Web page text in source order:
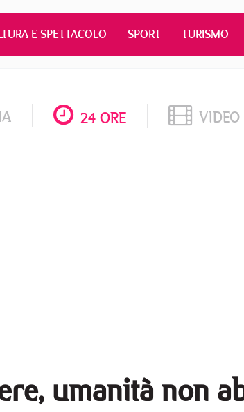
E SPETTACOLO SPORT TURISMO
24 ORE VIDEO
umanità non